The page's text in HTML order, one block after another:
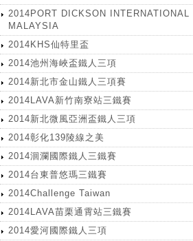
2014PORT DICKSON INTERNATIONAL
MALAYSIA
2014KHS仙特里盃
2014池州海峽盃鐵人三項
2014新北市金山鐵人三項賽
2014LAVA新竹南寮站三鐵賽
2014新北微風亞洲盃鐵人三項
2014彰化139陵線之美
2014洄瀾國際鐵人三鐵賽
2014台東普悠瑪三鐵賽
2014Challenge Taiwan
2014LAVA苗栗通霄站三鐵賽
2014愛河國際鐵人三項